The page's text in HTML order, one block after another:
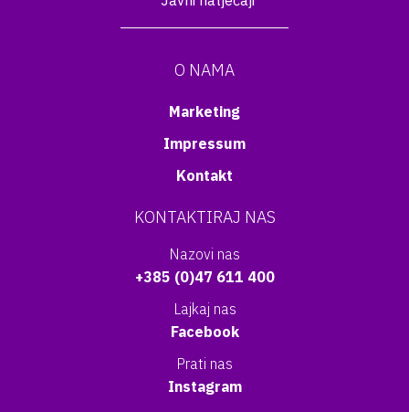
O NAMA
Marketing
Impressum
Kontakt
KONTAKTIRAJ NAS
Nazovi nas
+385 (0)47 611 400
Lajkaj nas
Facebook
Prati nas
Instagram